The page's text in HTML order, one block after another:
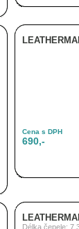
Cena s DPH
690,-
Délka čepele: